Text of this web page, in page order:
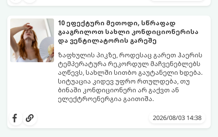
10 ეფექტური მეთოდი, სწრაფად
გააგრილოთ სახლი კონდიციონერისა
და ვენტილატორის გარეშე
ზაფხულის პიკზე, როდესაც გარეთ ჰაერის
ტემპერატურა რეკორდულ მაჩვენებლებს
აღწევს, სახლში სითბო გაუტანელი ხდება.
სიტუაცია კიდევ უფრო რთულდება, თუ
ბინაში კონდიციონერი არ გაქვთ ან
ელექტროენერგია გაითიშა.
კანონები და გამოცდილი ყოფითი ხრიკები,
2026/08/03 14:38